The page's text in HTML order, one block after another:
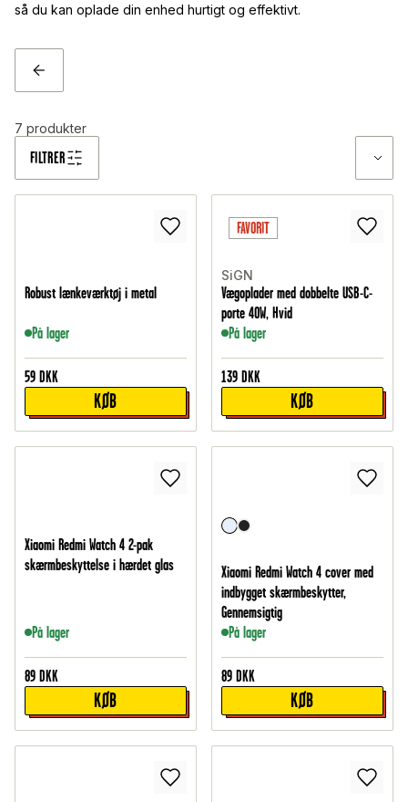
så du kan oplade din enhed hurtigt og effektivt.
TILBAGE
FILTRER
7 produkter
Robust lænkeværktøj i metal
På lager
59 DKK
KØB
FAVORIT
SiGN
Vægoplader med dobbelte USB-C-
porte 40W, Hvid
På lager
139 DKK
KØB
Xiaomi Redmi Watch 4 2-pak
skærmbeskyttelse i hærdet glas
På lager
89 DKK
KØB
Xiaomi Redmi Watch 4 cover med
indbygget skærmbeskytter,
Gennemsigtig
På lager
89 DKK
KØB